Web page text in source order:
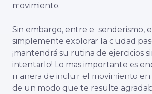
movimiento.
Sin embargo, entre el senderismo,
simplemente explorar la ciudad
¡mantendrá su rutina de ejercicios
intentarlo! Lo más importante es
manera de incluir el movimiento
de un modo que te resulte